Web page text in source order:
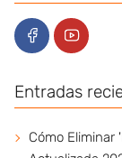
Entradas
Cómo Eliminar